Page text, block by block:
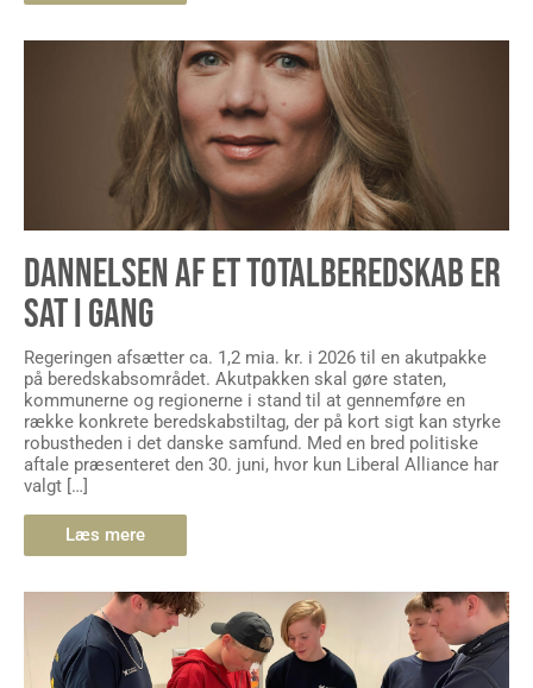
DANNELSEN AF ET TOTALBEREDSKAB ER
SAT I GANG
Regeringen afsætter ca. 1,2 mia. kr. i 2026 til en akutpakke
på beredskabsområdet. Akutpakken skal gøre staten,
kommunerne og regionerne i stand til at gennemføre en
række konkrete beredskabstiltag, der på kort sigt kan styrke
robustheden i det danske samfund. Med en bred politiske
aftale præsenteret den 30. juni, hvor kun Liberal Alliance har
valgt […]
Læs mere